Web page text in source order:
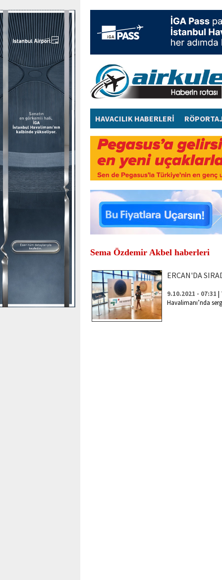
HAVACILIK HABERLERİ
Sema Özdemir Akbel haberleri
ERCAN'DA
9.10.2021 - 07:31 |
Havalimanı’nda